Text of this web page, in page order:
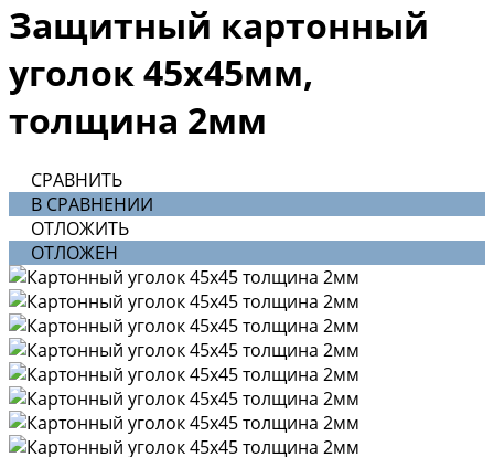
Защитный картонный
уголок 45х45мм,
толщина 2мм
СРАВНИТЬ
В СРАВНЕНИИ
ОТЛОЖИТЬ
ОТЛОЖЕН